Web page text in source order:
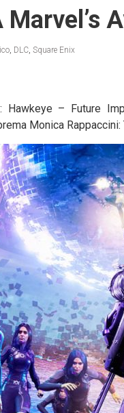
, DLC, Square Enix
Hawkeye – Future
Monica Rappaccini: